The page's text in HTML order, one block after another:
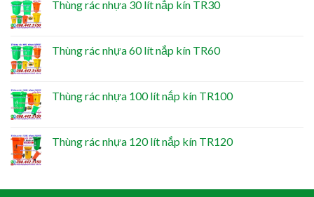
Thùng rác nhựa 30 lít nắp kín TR30
Thùng rác nhựa 60 lít nắp kín TR60
Thùng rác nhựa 100 lít nắp kín TR100
Thùng rác nhựa 120 lít nắp kín TR120